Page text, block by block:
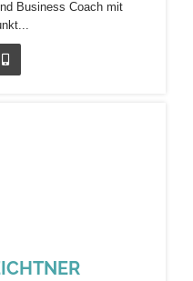
Business Coach mit